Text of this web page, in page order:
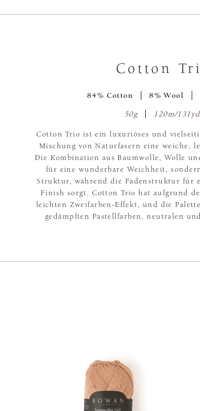
Cotton
84% Cotton 8% Wool
50g 120m/
Cotton Trio ist ein luxuriöses und
Mischung von Naturfasern eine weiche,
Die Kombination aus Baumwolle, Wolle
für eine wunderbare Weichheit,
Struktur, während die Fadenstruktur für
Finish sorgt. Cotton Trio hat aufgrund
leichten Zweifarben-Effekt, und die
gedämpften Pastellfarben, neutralen